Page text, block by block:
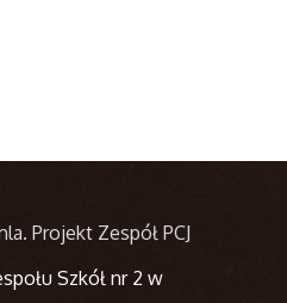
. Projekt Zespół PCJ
Szkół nr 2 w